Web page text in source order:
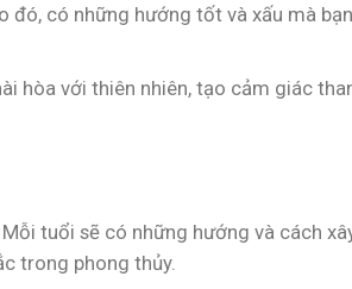
đó, có những hướng tốt và xấu mà bạn
hòa với thiên nhiên, tạo cảm giác
tuổi sẽ có những hướng và cách
trong phong thủy.